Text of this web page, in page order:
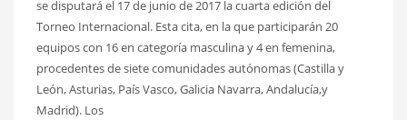
se disputará el 17 de junio de 2017 la cuarta edición del
Torneo Internacional. Esta cita, en la que participarán 20
equipos con 16 en categoría masculina y 4 en femenina,
procedentes de siete comunidades autónomas (Castilla y
León, Asturias, País Vasco, Galicia Navarra, Andalucía,y
Madrid). Los